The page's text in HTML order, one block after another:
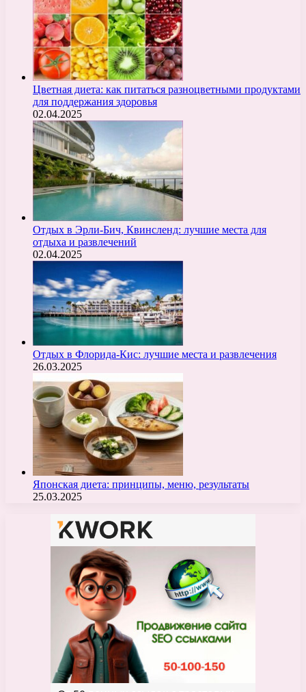
Цветная диета: как питаться разноцветными продуктами
для поддержания здоровья
02.04.2025
Отдых в Эрли-Бич, Квинсленд: лучшие места для
отдыха и развлечений
02.04.2025
Отдых в Флорида-Кис: лучшие места и развлечения
26.03.2025
Японская диета: принципы, меню, результаты
25.03.2025